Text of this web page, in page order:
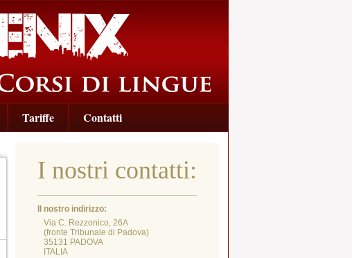
Tariffe Contatti
I nostri contatti:
Il nostro indirizzo:
Via C. Rezzonico, 26A
(fronte Tribunale di Padova)
35131 PADOVA
ITALIA